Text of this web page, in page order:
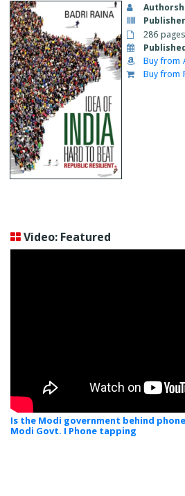
286 pages
Buy from
Buy from
Video: Featured
Is the Modi government behind
Modi Govt. I Phone tapping